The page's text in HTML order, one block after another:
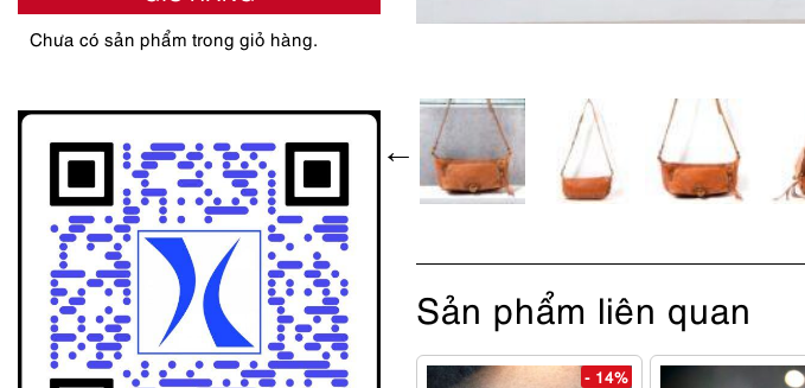
Sản phẩm liên quan
- 14%
Chưa có sản phẩm trong giỏ hàng.